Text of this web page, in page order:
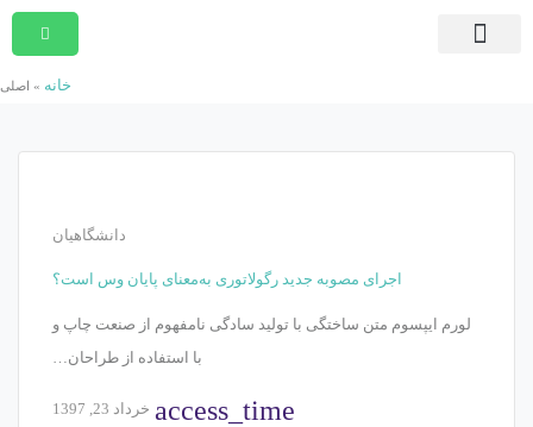
خانه » اصلی
دانشگاهیان
اجرای مصوبه جدید رگولاتوری به‌معنای پایان وس است؟
لورم ایپسوم متن ساختگی با تولید سادگی نامفهوم از صنعت چاپ و
با استفاده از طراحان…
access_time خرداد 23, 1397